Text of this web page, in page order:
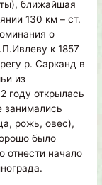
ближайшая
130 км – ст.
о
к 1857
р. Сарканд в
из
году открылась
занимались
рожь, овес),
было
отнести начало